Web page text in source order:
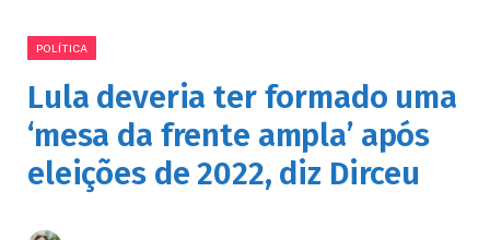
POLÍTICA
Lula deveria ter formado uma
‘mesa da frente ampla’ após
eleições de 2022, diz Dirceu